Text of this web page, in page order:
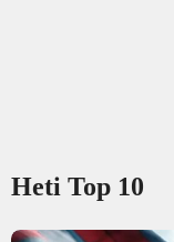
Heti Top 10